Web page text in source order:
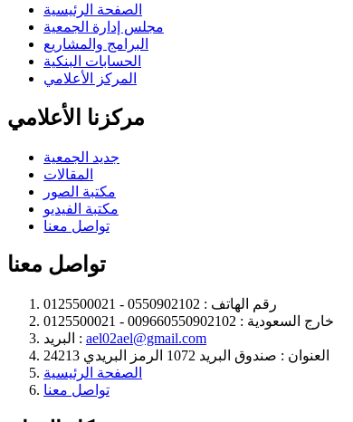
الصفحة الرئيسية
مجلس إدارة الجمعية
البرامج والمشاريع
الحسابات البنكية
المركز الأعلامي
مركزنا الأعلامي
جديد الجمعية
المقالات
مكتبة الصور
مكتبة الفيديو
تواصل معنا
تواصل معنا
رقم الهاتف : 0550902102 - 0125500021
خارج السعودية : 009660550902102 - 0125500021
البريد : ael02ael@gmail.com
العنوان : صندوق البريد 1072 الرمز البريدي 24213
الصفحة الرئيسية
تواصل معنا